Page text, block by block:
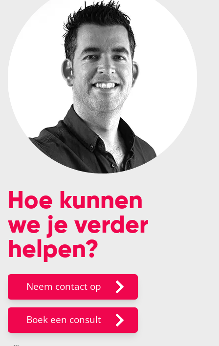
Hoe kunnen
we je verder
helpen?
Neem contact op
Boek een consult